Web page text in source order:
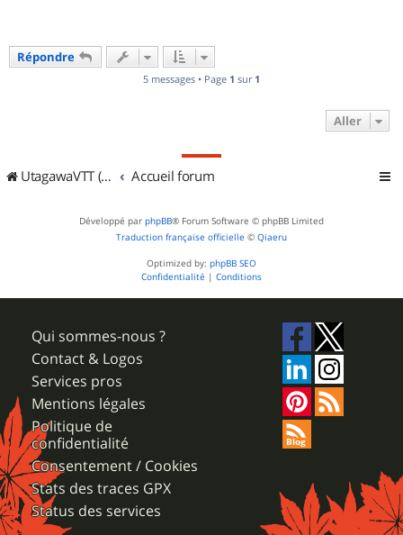
Répondre
5 messages • Page 1 sur 1
Aller
UtagawaVTT (Randos VTT et VTTAE avec traces GPS) Accueil forum
Développé par phpBB® Forum Software © phpBB Limited
Traduction française officielle © Qiaeru
Optimized by: phpBB SEO
Confidentialité | Conditions
Qui sommes-nous ?
Contact & Logos
Services pros
Mentions légales
Politique de
confidentialité
Consentement / Cookies
Stats des traces GPX
Status des services